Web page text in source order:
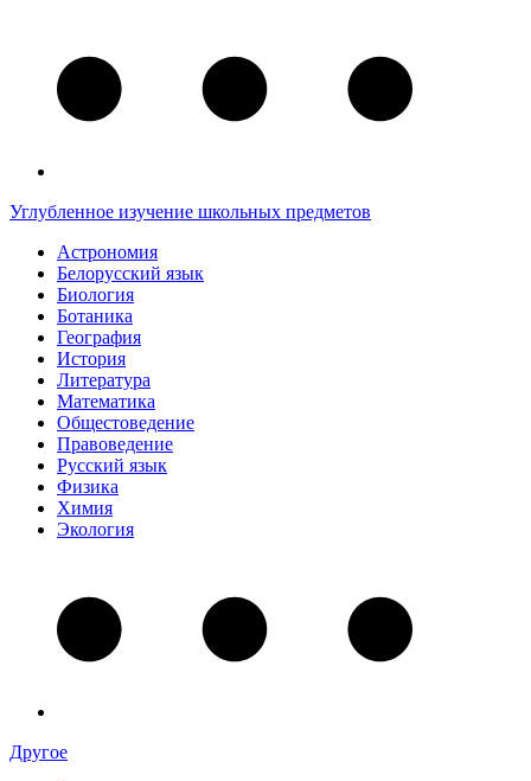
Углубленное изучение школьных предметов
Астрономия
Белорусский язык
Биология
Ботаника
География
История
Литература
Математика
Общестоведение
Правоведение
Русский язык
Физика
Химия
Экология
Другое